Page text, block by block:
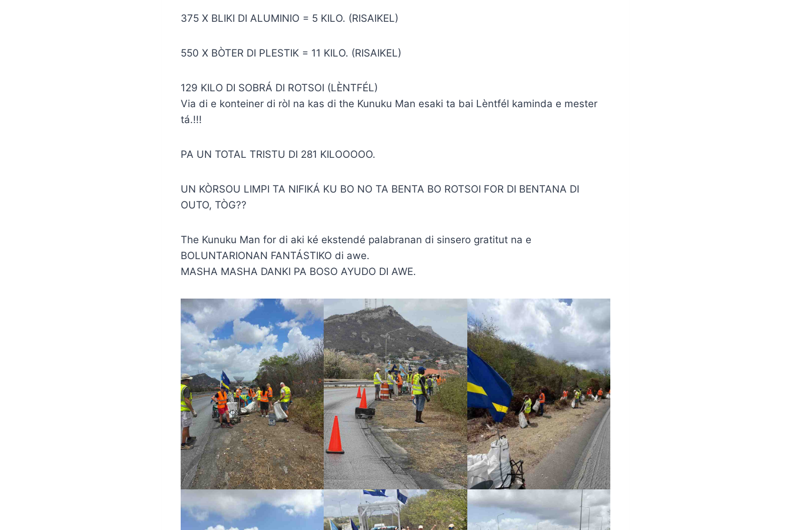
375 X BLIKI DI ALUMINIO = 5 KILO. (RISAIKEL)
550 X BÒTER DI PLESTIK = 11 KILO. (RISAIKEL)
129 KILO DI SOBRÁ DI ROTSOI (LÈNTFÉL)
Via di e konteiner di ròl na kas di the Kunuku Man esaki ta bai Lèntfél kaminda e mester
tá.!!!
PA UN TOTAL TRISTU DI 281 KILOOOOO.
UN KÒRSOU LIMPI TA NIFIKÁ KU BO NO TA BENTA BO ROTSOI FOR DI BENTANA DI
OUTO, TÒG??
The Kunuku Man for di aki ké ekstendé palabranan di sinsero gratitut na e
BOLUNTARIONAN FANTÁSTIKO di awe.
MASHA MASHA DANKI PA BOSO AYUDO DI AWE.